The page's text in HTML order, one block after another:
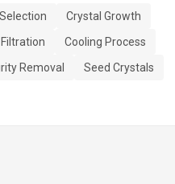
Crystal Growth
Cooling Process
Removal
Seed Crystals